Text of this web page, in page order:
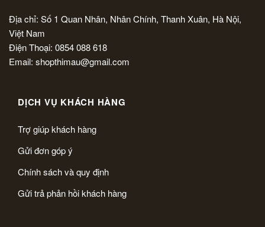
Địa chỉ: Số 1 Quan Nhân, Nhân Chính, Thanh Xuân, Hà Nội,
Việt Nam
Điện Thoại: 0854 088 618
Email: shopthimau@gmail.com
DỊCH VỤ KHÁCH HÀNG
Trợ giúp khách hàng
Gửi đơn góp ý
Chính sách và quy định
Gửi trả phản hồi khách hàng